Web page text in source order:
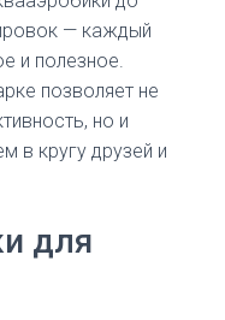
— каждый
и полезное.
позволяет не
но и
в кругу друзей и
для